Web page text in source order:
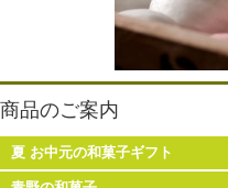
商品のご案内
夏 お中元の和菓子ギフト